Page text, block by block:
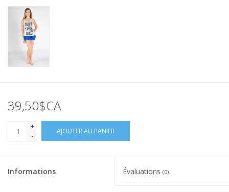
39,50$CA
+
-
AJOUTER AU PANIER
Informations Évaluations (0)